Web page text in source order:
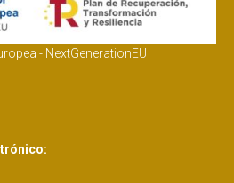
- NextGenerationEU